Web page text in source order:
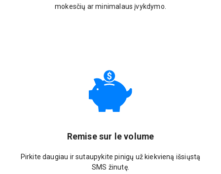
mokesčių ar minimalaus įvykdymo.
Remise sur le volume
Pirkite daugiau ir sutaupykite pinigų už kiekvieną išsiųstą
SMS žinutę.